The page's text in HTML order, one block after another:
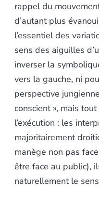
rappel du
d’autant plus
l’essentiel des
sens des aiguilles
inverser la
vers la gauche, ni
perspective
conscient », mais
l’exécution : les
majoritairement
manège non pas
être face au public),
naturellement le